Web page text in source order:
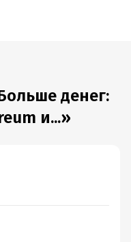
денег:
и...»